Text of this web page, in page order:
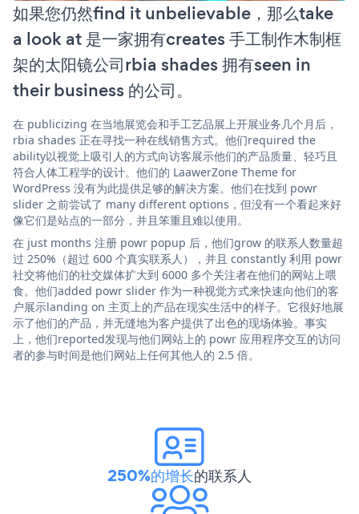
如果您仍然find it unbelievable，那么take
a look at 是一家拥有creates 手工制作木制框
架的太阳镜公司rbia shades 拥有seen in
their business 的公司。
在 publicizing 在当地展览会和手工艺品展上开展业务几个月后，
rbia shades 正在寻找一种在线销售方式。他们required the
ability以视觉上吸引人的方式向访客展示他们的产品质量、轻巧且
符合人体工程学的设计。他们的 LaawerZone Theme for
WordPress 没有为此提供足够的解决方案。他们在找到 powr
slider 之前尝试了 many different options，但没有一个看起来好
像它们是站点的一部分，并且笨重且难以使用。
在 just months 注册 powr popup 后，他们grow 的联系人数量超
过 250%（超过 600 个真实联系人），并且 constantly 利用 powr
社交将他们的社交媒体扩大到 6000 多个关注者在他们的网站上喂
食。他们added powr slider 作为一种视觉方式来快速向他们的客
户展示landing on 主页上的产品在现实生活中的样子。它很好地展
示了他们的产品，并无缝地为客户提供了出色的现场体验。事实
上，他们reported发现与他们网站上的 powr 应用程序交互的访问
者的参与时间是他们网站上任何其他人的 2.5 倍。
250%的增长的联系人